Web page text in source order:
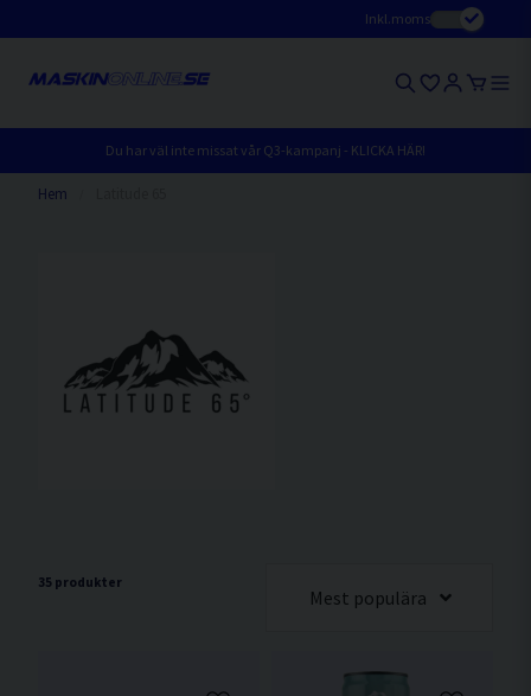
Inkl.moms
Du har väl inte missat vår Q3-kampanj - KLICKA HÄR!
Hem
35 produkter
Mest populära